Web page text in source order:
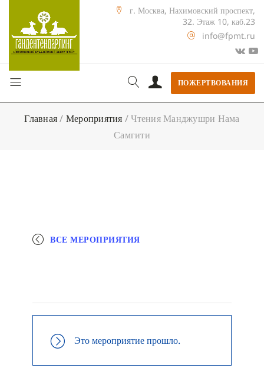
г. Москва, Нахимовский проспект,
32. Этаж 10, каб.23
info@fpmt.ru
ПОЖЕРТВОВАНИЯ
Главная/ Мероприятия /Чтения Манджушри Нама
Самгити
ВСЕ МЕРОПРИЯТИЯ
Это мероприятие прошло.